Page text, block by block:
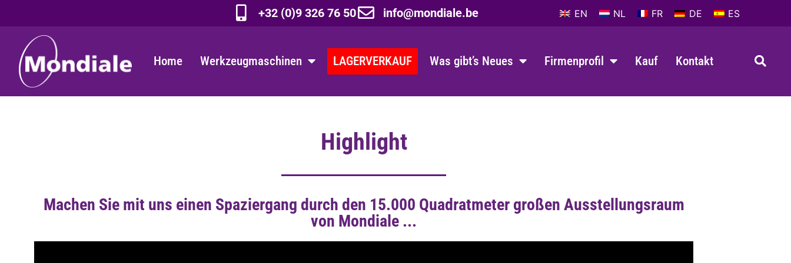
+32 (0)9 326 76 50 info@mondiale.be EN NL FR DE ES
Home Werkzeugmaschinen LAGERVERKAUF Was gibt’s Neues Firmenprofil Kauf Kontakt
Highlight
Machen Sie mit uns einen Spaziergang durch den 15.000 Quadratmeter großen Ausstellungsraum
von Mondiale ...